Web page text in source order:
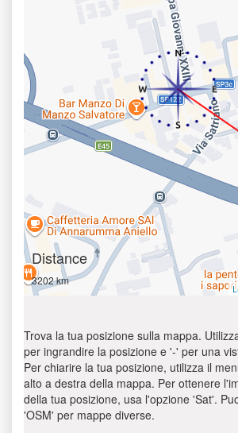
Distance
3202 km
Trova la tua posizione sulla mappa.
per ingrandire la posizione e '-' per una
Per chiarire la tua posizione, utilizza il
alto a destra della mappa. Per ottenere
della tua posizione, usa l'opzione 'Sat'.
'OSM' per mappe diverse.